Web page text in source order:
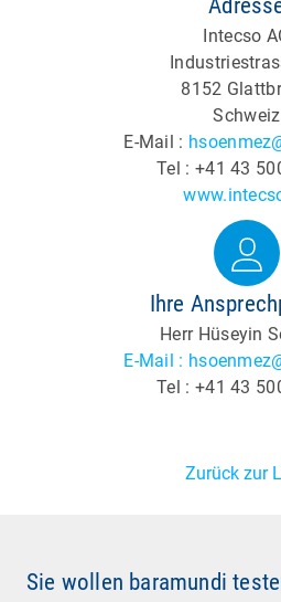
Intecso
8152
Schweiz
E-Mail :
Tel : +41 43
Ihre
Herr Hüseyin
E-Mail :
Tel : +41 43
Zurück zur
Sie wollen baramundi